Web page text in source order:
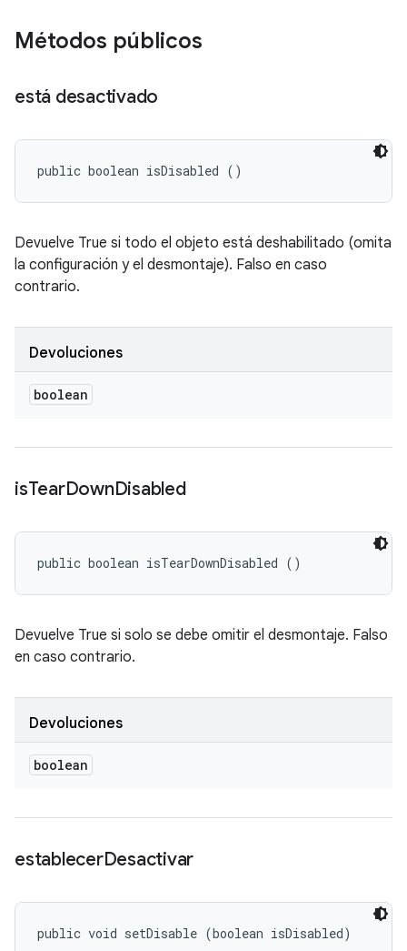
Métodos públicos
está desactivado
public boolean isDisabled ()
Devuelve True si todo el objeto está deshabilitado (omita
la configuración y el desmontaje). Falso en caso
contrario.
Devoluciones
boolean
isTearDownDisabled
public boolean isTearDownDisabled ()
Devuelve True si solo se debe omitir el desmontaje. Falso
en caso contrario.
Devoluciones
boolean
establecerDesactivar
public void setDisable (boolean isDisabled)